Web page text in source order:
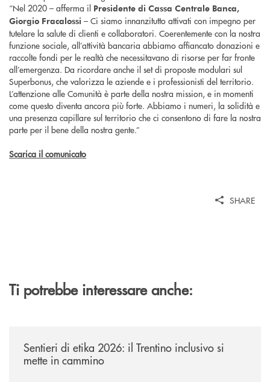
“Nel 2020 – afferma il Presidente di Cassa Centrale Banca,
Giorgio Fracalossi – Ci siamo innanzitutto attivati con impegno per
tutelare la salute di clienti e collaboratori. Coerentemente con la nostra
funzione sociale, all’attività bancaria abbiamo affiancato donazioni e
raccolte fondi per le realtà che necessitavano di risorse per far fronte
all’emergenza. Da ricordare anche il set di proposte modulari sul
Superbonus, che valorizza le aziende e i professionisti del territorio.
L’attenzione alle Comunità è parte della nostra mission, e in momenti
come questo diventa ancora più forte. Abbiamo i numeri, la solidità e
una presenza capillare sul territorio che ci consentono di fare la nostra
parte per il bene della nostra gente.”
Scarica il comunicato
SHARE
Ti potrebbe interessare anche:
Sentieri di etika 2026: il Trentino inclusivo si
mette in cammino